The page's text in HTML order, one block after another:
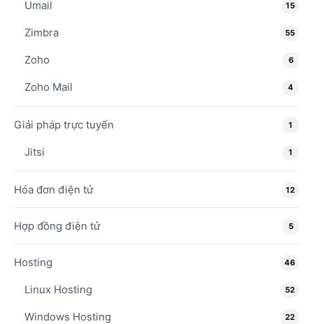
Umail 15
Zimbra 55
Zoho 6
Zoho Mail 4
Giải pháp trực tuyến 1
Jitsi 1
Hóa đơn điện tử 12
Hợp đồng điện tử 5
Hosting 46
Linux Hosting 52
Windows Hosting 22